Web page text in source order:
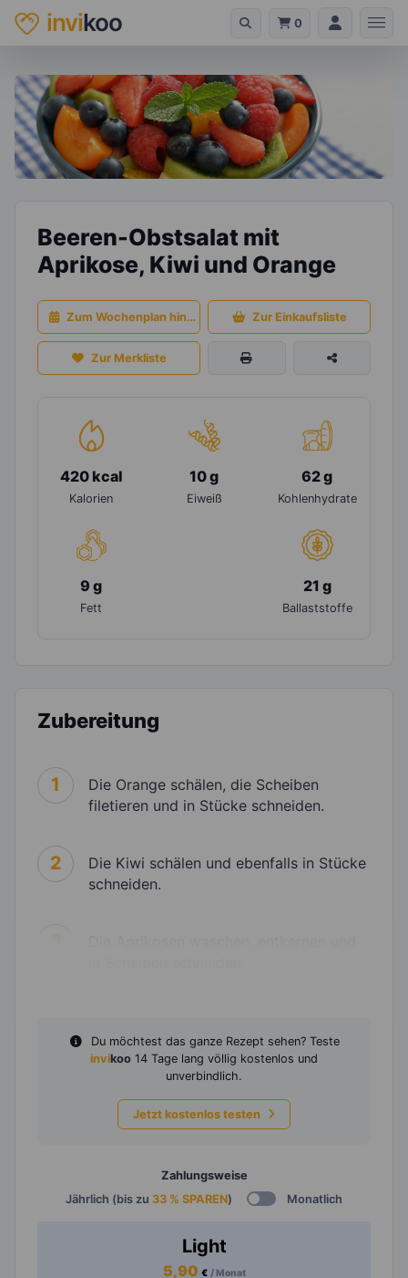
invikoo 0
Beeren-Obstsalat mit
Aprikose, Kiwi und Orange
Zum Wochenplan hinzufügen Zur Einkaufsliste
Zur Merkliste
420 kcal
Kalorien
10 g
Eiweiß
62 g
Kohlenhydrate
9 g
Fett
21 g
Ballaststoffe
Zubereitung
1
Die Orange schälen, die Scheiben
filetieren und in Stücke schneiden.
2
Die Kiwi schälen und ebenfalls in Stücke
schneiden.
Du möchtest das ganze Rezept sehen? Teste
invikoo 14 Tage lang völlig kostenlos und
unverbindlich.
Jetzt kostenlos testen
Zahlungsweise
Jährlich (bis zu 33 % SPAREN) Monatlich
Light
5,90 € / Monat